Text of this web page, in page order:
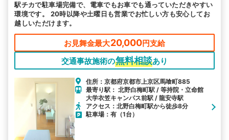
駅チカで駐車場完備で、電車でもお車でも通っていただきやすい
環境です。 20時以降や土曜日も営業でお忙しい方も安心してお
越しいただけます。
お見舞金最大20,000円支給
交通事故施術の無料相談あり
住所：京都府京都市上京区馬喰町885
最寄り駅： 北野白梅町駅 / 等持院・立命館
大学衣笠キャンパス前駅 / 龍安寺駅
アクセス：北野白梅町駅から徒歩8分
駐車場：有（1台）